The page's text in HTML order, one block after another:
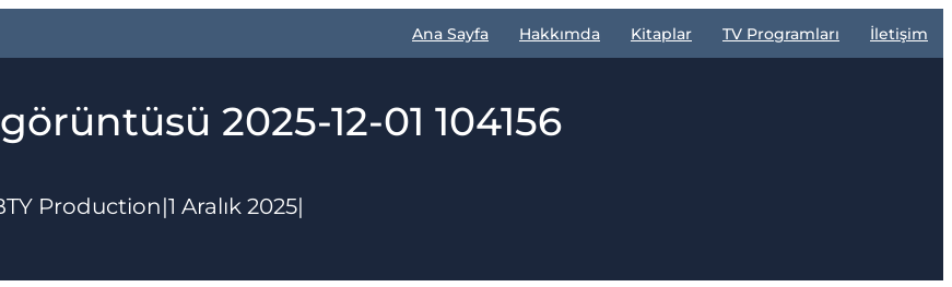
Ana Sayfa Hakkımda Kitaplar TV Programları İletişim
2025-12-01 104156
Production|1 Aralık 2025|